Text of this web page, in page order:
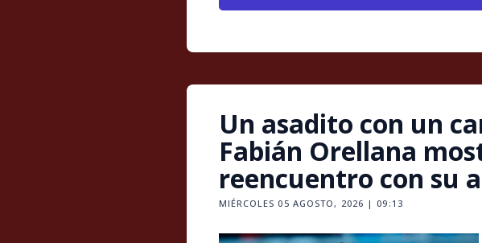
Un asadito con un
Fabián Orellana
reencuentro con su
MIÉRCOLES 05 AGOSTO, 2026 | 09:13